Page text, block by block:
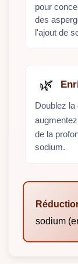
pour
des
l'ajout de
🌿
Doublez la
de la
sodium.
sodium